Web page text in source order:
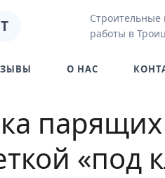
Строительные
работы в
О НАС
«под